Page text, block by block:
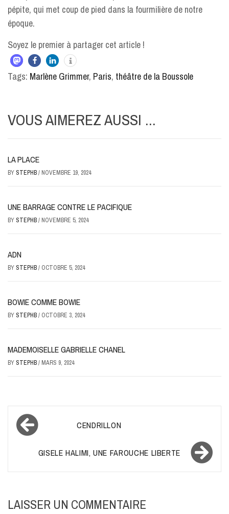
pépite, qui met coup de pied dans la fourmilière de notre
époque.
Soyez le premier à partager cet article !
Tags: Marlène Grimmer, Paris, théâtre de la Boussole
VOUS AIMEREZ AUSSI ...
LA PLACE
BY STEPHB/ NOVEMBRE 19, 2024
UNE BARRAGE CONTRE LE PACIFIQUE
BY STEPHB/ NOVEMBRE 5, 2024
ADN
BY STEPHB/ OCTOBRE 5, 2024
BOWIE COMME BOWIE
BY STEPHB/ OCTOBRE 3, 2024
MADEMOISELLE GABRIELLE CHANEL
BY STEPHB/ MARS 9, 2024
Navigation
de
l’article
CENDRILLON
GISELE HALIMI, UNE FAROUCHE LIBERTE
LAISSER UN COMMENTAIRE